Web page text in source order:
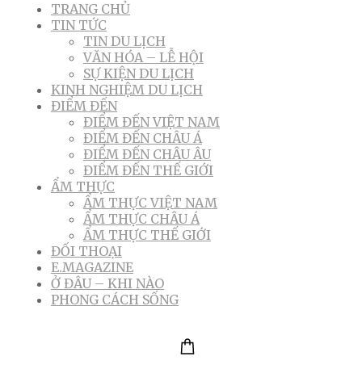
TRANG CHỦ
TIN TỨC
TIN DU LỊCH
VĂN HÓA – LỄ HỘI
SỰ KIỆN DU LỊCH
KINH NGHIỆM DU LỊCH
ĐIỂM ĐẾN
ĐIỂM ĐẾN VIỆT NAM
ĐIỂM ĐẾN CHÂU Á
ĐIỂM ĐẾN CHÂU ÂU
ĐIỂM ĐẾN THẾ GIỚI
ẨM THỰC
ẨM THỰC VIỆT NAM
ẨM THỰC CHÂU Á
ẨM THỰC THẾ GIỚI
ĐỐI THOẠI
E.MAGAZINE
Ở ĐÂU – KHI NÀO
PHONG CÁCH SỐNG